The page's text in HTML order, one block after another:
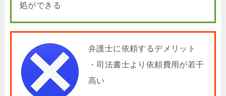
処ができる
弁護士に依頼するデメリット
・司法書士より依頼費用が若干
高い